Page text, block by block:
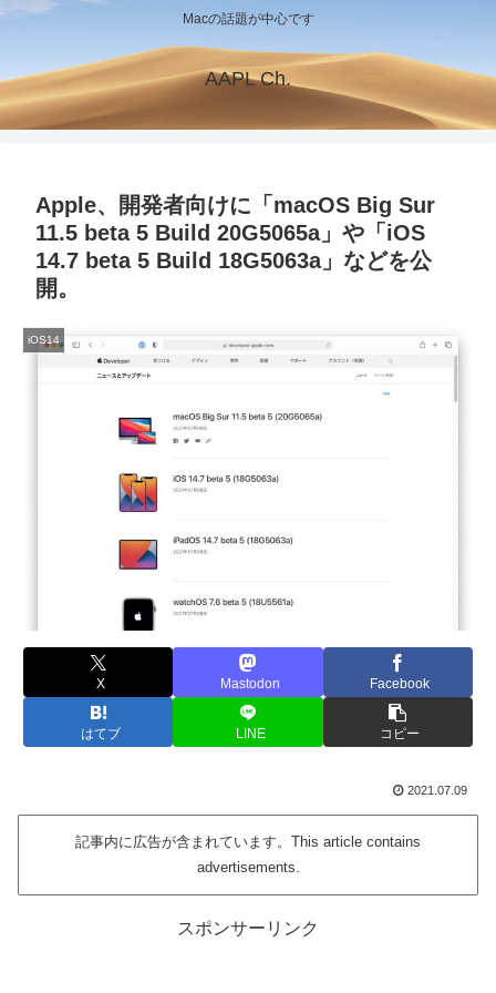
Macの話題が中心です
AAPL Ch.
Apple、開発者向けに「macOS Big Sur
11.5 beta 5 Build 20G5065a」や「iOS
14.7 beta 5 Build 18G5063a」などを公
開。
iOS14
X Mastodon Facebook
はてブ LINE コピー
2021.07.09
記事内に広告が含まれています。This article contains
advertisements.
スポンサーリンク